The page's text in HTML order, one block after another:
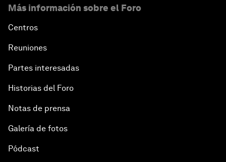
Más información sobre el Foro
Centros
Reuniones
Partes interesadas
Historias del Foro
Notas de prensa
Galería de fotos
Pódcast